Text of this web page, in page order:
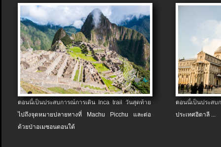
ตอนนี้เป็นประสบการณ์การเดิน Inca trail วันสุดท้าย
ไปถึงจุดหมายปลายทางที่ Machu Picchu และต่อ
ด้วยป่าอเมซอนตอนใต้
ตอนนี้เป็นประส
ประเทศอิตาลี ...